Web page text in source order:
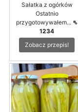
Sałatka z ogórków
Ostatnio
przygotowywałem... ⇖
1234
Zobacz przepis!